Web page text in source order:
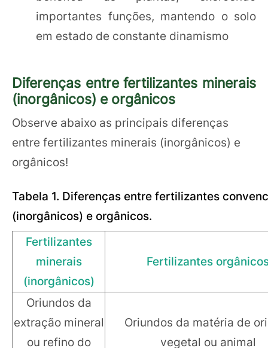
importantes funções, mantendo o solo
em estado de constante dinamismo
Diferenças entre fertilizantes minerais
(inorgânicos) e orgânicos
Observe abaixo as principais diferenças
entre fertilizantes minerais (inorgânicos) e
orgânicos!
Tabela 1. Diferenças entre fertilizantes
(inorgânicos) e orgânicos.
Fertilizantes
minerais
(inorgânicos)
Fertilizantes
Oriundos da
extração mineral
ou refino do
Oriundos da matéria de
vegetal ou animal